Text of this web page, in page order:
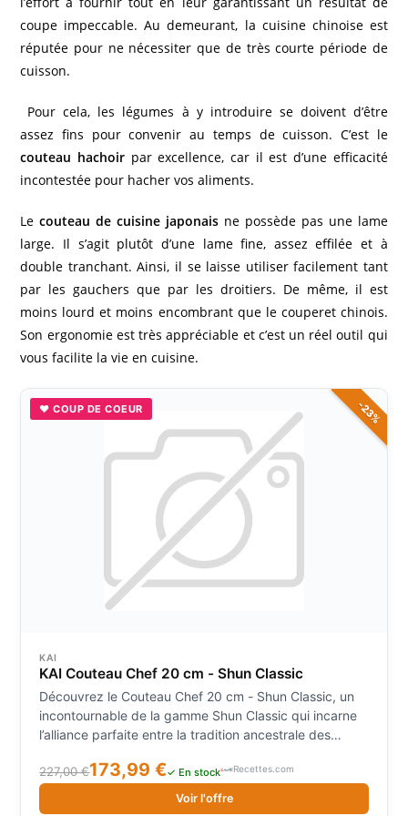
coupe impeccable. Au demeurant, la cuisine chinoise est
réputée pour ne nécessiter que de très courte période de
cuisson.
Pour cela, les légumes à y introduire se doivent d’être
assez fins pour convenir au temps de cuisson. C’est le
couteau hachoir par excellence, car il est d’une efficacité
incontestée pour hacher vos aliments.
Lecouteau de cuisine japonais ne possède pas une lame
large. Il s’agit plutôt d’une lame fine, assez effilée et à
double tranchant. Ainsi, il se laisse utiliser facilement tant
par les gauchers que par les droitiers. De même, il est
moins lourd et moins encombrant que le couperet chinois.
Son ergonomie est très appréciable et c’est un réel outil qui
vous facilite la vie en cuisine.
-23%
♥ COUP DE COEUR
KAI
KAI Couteau Chef 20 cm - Shun Classic
Découvrez le Couteau Chef 20 cm - Shun Classic, un
incontournable de la gamme Shun Classic qui incarne
l’alliance parfaite entre la tradition ancestrale des
fabrication modernes. Conçu pour les passionnés
exigeants comme pour les chefs professionnels, ce
couteau damas se distingue par sa qualité de coupe
227,00 €173,99 €✓ En stock Recettes.com
Voir l'offre